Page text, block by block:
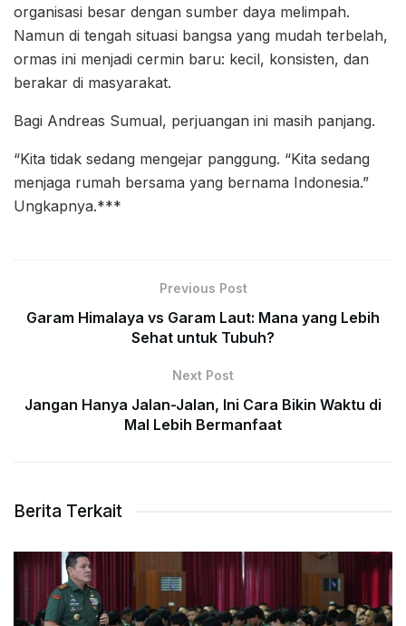
organisasi besar dengan sumber daya melimpah.
Namun di tengah situasi bangsa yang mudah terbelah,
ormas ini menjadi cermin baru: kecil, konsisten, dan
berakar di masyarakat.
Bagi Andreas Sumual, perjuangan ini masih panjang.
“Kita tidak sedang mengejar panggung. “Kita sedang
menjaga rumah bersama yang bernama Indonesia.”
Ungkapnya.***
Previous Post
Garam Himalaya vs Garam Laut: Mana yang Lebih
Sehat untuk Tubuh?
Next Post
Jangan Hanya Jalan-Jalan, Ini Cara Bikin Waktu di
Mal Lebih Bermanfaat
Berita Terkait